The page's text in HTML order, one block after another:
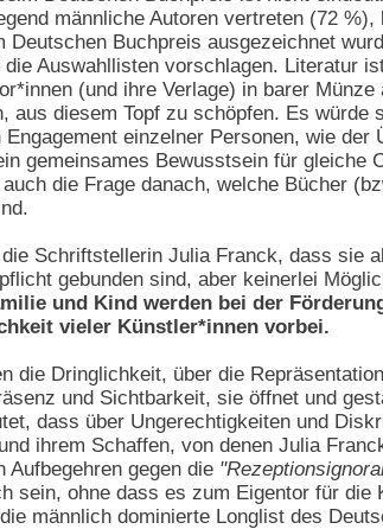
männliche Autoren vertreten (72
Deutschen Buchpreis ausgezeichnet
Auswahllisten vorschlagen. Literatur
(und ihre Verlage) in barer
aus diesem Topf zu schöpfen. Es
einzelner Personen, wie
gemeinsames Bewusstsein für
die Frage danach, welche Bücher
Schriftstellerin Julia Franck, dass sie
gebunden sind, aber keinerlei
und Kind werden bei der
vieler Künstler*innen vorbei.
die Dringlichkeit, über die
und Sichtbarkeit, sie öffnet und
dass über Ungerechtigkeiten und
ihrem Schaffen, von denen Julia
gegen die
sein, ohne dass es zum Eigentor für
männlich dominierte Longlist des